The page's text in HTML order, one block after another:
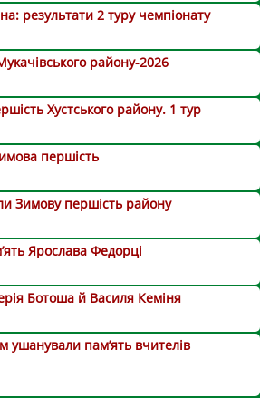
результати 2 туру чемпіонату
району-2026
Хустського району. 1 тур
першість
Зимову першість району
Ярослава Федорці
Ботоша й Василя Кеміня
ушанували пам’ять вчителів